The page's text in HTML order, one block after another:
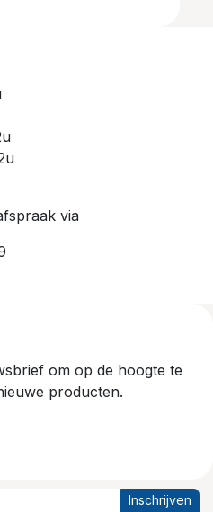
via
om op de hoogte te
producten.
Inschrijven